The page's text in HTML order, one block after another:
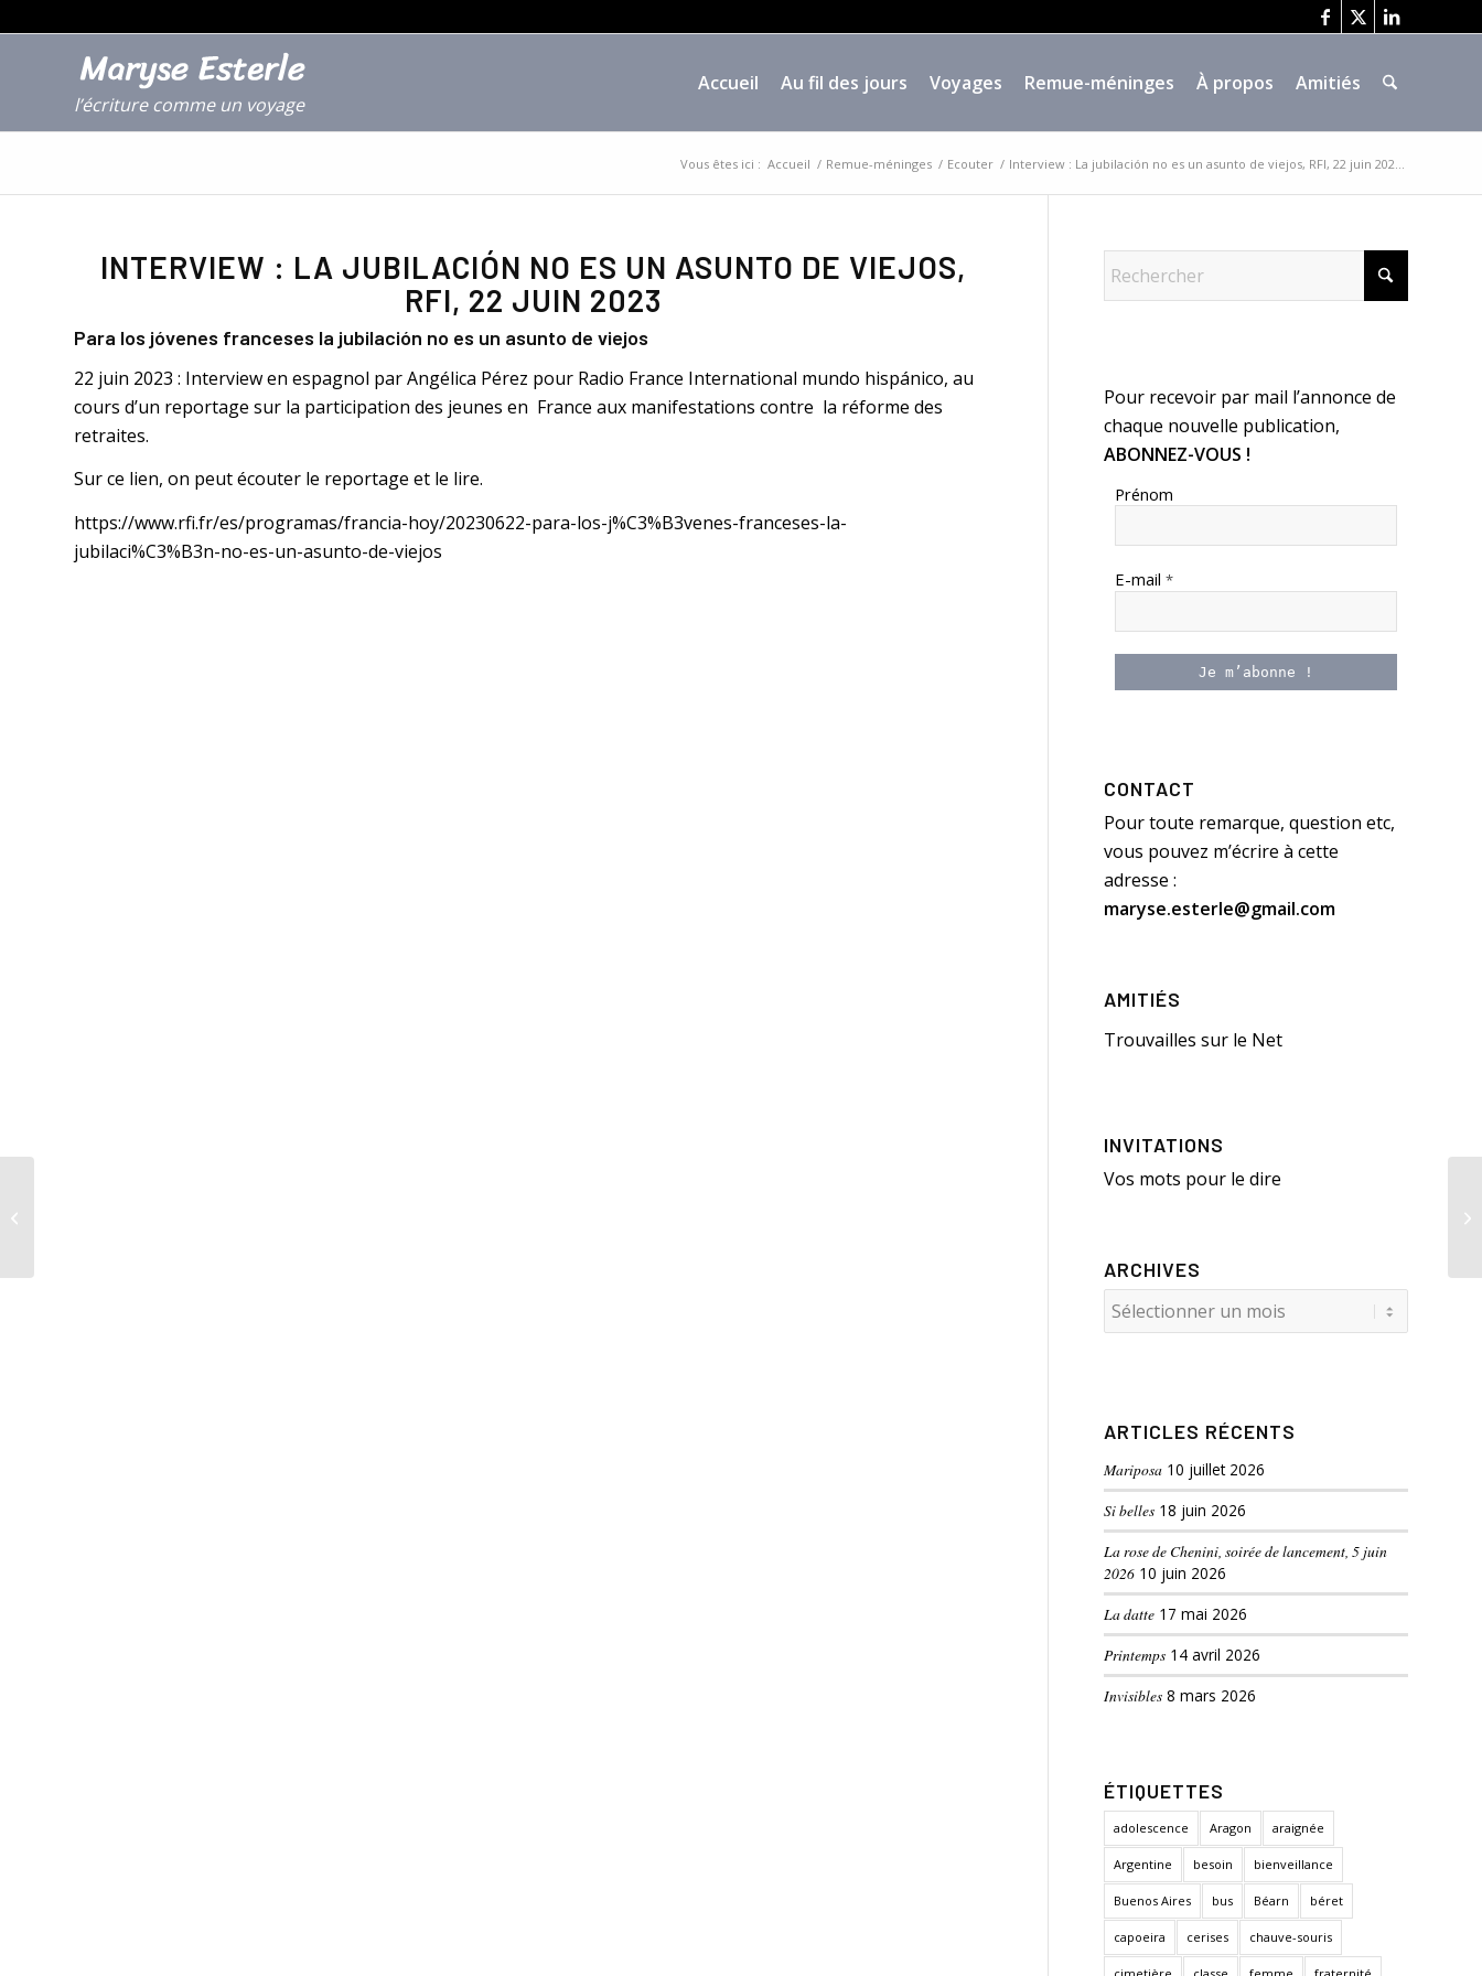
Accueil Au fil des jours Voyages Remue-méninges À propos
Amitiés
l’écriture comme un voyage
Vous êtes ici : Accueil / Remue-méninges / Ecouter / Interview : La jubilación no es un asunto de viejos, RFI, 22 juin 202...
INTERVIEW : LA JUBILACIÓN NO ES UN ASUNTO DE VIEJOS,
RFI, 22 JUIN 2023
Para los jóvenes franceses la jubilación no es un asunto de viejos
22 juin 2023 : Interview en espagnol par Angélica Pérez pour Radio France International mundo hispánico, au
cours d’un reportage sur la participation des jeunes en France aux manifestations contre la réforme des
retraites.
Sur ce lien, on peut écouter le reportage et le lire.
https://www.rfi.fr/es/programas/francia-hoy/20230622-para-los-j%C3%B3venes-franceses-la-
jubilaci%C3%B3n-no-es-un-asunto-de-viejos
Pour recevoir par mail l’annonce de
chaque nouvelle publication,
ABONNEZ-VOUS !
Prénom
E-mail*
CONTACT
Pour toute remarque, question etc,
vous pouvez m’écrire à cette
adresse :
maryse.esterle@gmail.com
AMITIÉS
Trouvailles sur le Net
INVITATIONS
Vos mots pour le dire
ARCHIVES
ARTICLES RÉCENTS
Mariposa 10 juillet 2026
Si belles 18 juin 2026
La rose de Chenini, soirée de lancement, 5 juin
2026 10 juin 2026
La datte 17 mai 2026
Printemps 14 avril 2026
Invisibles 8 mars 2026
ÉTIQUETTES
adolescence Aragon araignée
Argentine besoin bienveillance
Buenos Aires bus Béarn béret
capoeira cerises chauve-souris